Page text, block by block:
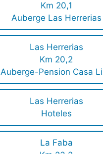
Km 20,1
Auberge Las Herrerias
Las Herrerias
Km 20,2
Auberge-Pension Casa
Las Herrerias
Hoteles
La Faba